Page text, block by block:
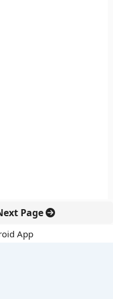
Page
App